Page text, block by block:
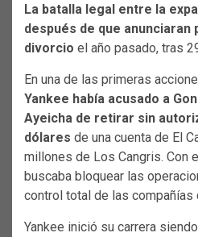
La batalla legal entre la
después de que anunciaran
divorcio el año pasado, tras
En una de las primeras
Yankee había acusado a
Ayeicha de retirar sin
dólares de una cuenta de El
millones de Los Cangris. Con
buscaba bloquear las
control total de las compañías
Yankee inició su carrera